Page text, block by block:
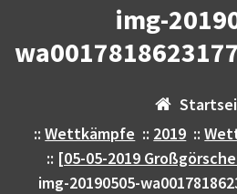
img-
::Wettkämpfe :: 2019 ::
:: [05-05-2019
img-20190505-